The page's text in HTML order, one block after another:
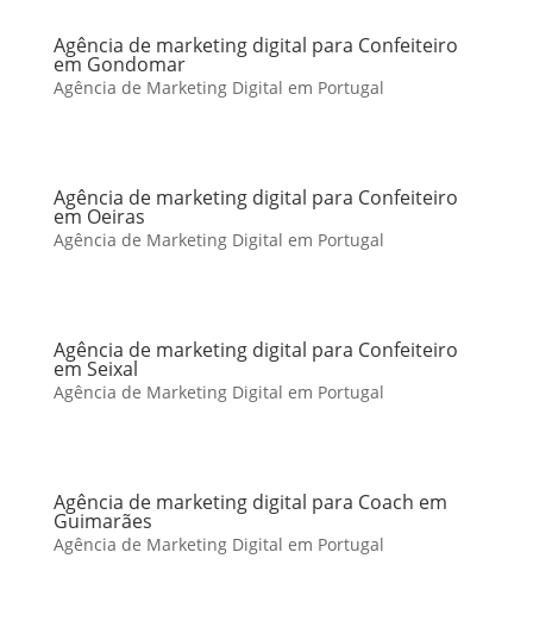
Agência de marketing digital para Confeiteiro
em Gondomar
Agência de Marketing Digital em Portugal
Agência de marketing digital para Confeiteiro
em Oeiras
Agência de Marketing Digital em Portugal
Agência de marketing digital para Confeiteiro
em Seixal
Agência de Marketing Digital em Portugal
Agência de marketing digital para Coach em
Guimarães
Agência de Marketing Digital em Portugal